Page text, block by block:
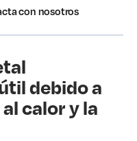
con nosotros
debido a
calor y la